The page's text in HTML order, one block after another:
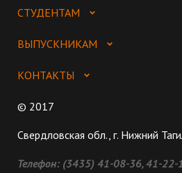
СТУДЕНТАМ
ВЫПУСКНИКАМ
КОНТАКТЫ
© 2017
Свердловская обл., г. Нижний
Телефон: (3435) 41-08-36, 41-22-